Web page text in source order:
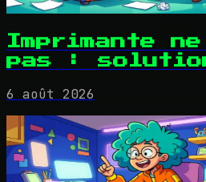
Imprimante ne
pas :
6 août 2026